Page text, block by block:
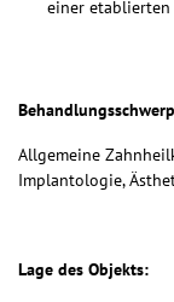
einer etablierten
Allgemeine
Implantologie,
Lage des Objekts: